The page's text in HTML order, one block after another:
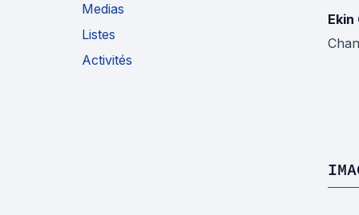
Medias
Listes
Activités
Ekin